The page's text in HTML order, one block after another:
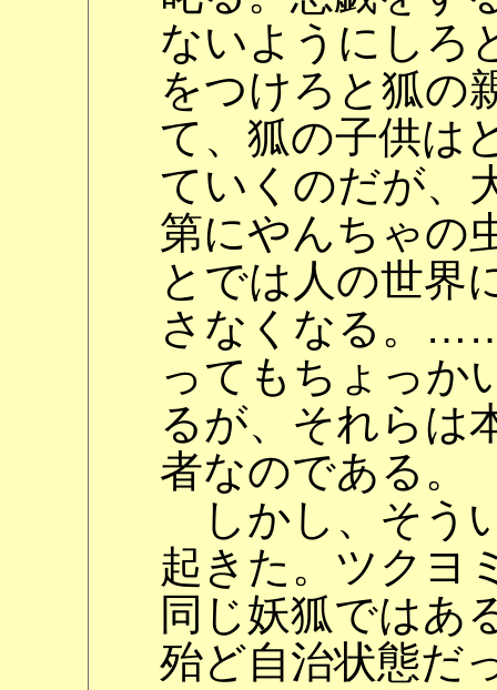
ないようにしろ
をつけろと狐の
て、狐の子供は
ていくのだが、
第にやんちゃの
とでは人の世界
さなくなる。
ってもちょっか
るが、それらは
者なのである。
しかし、そう
起きた。ツクヨ
同じ妖狐ではあ
殆ど自治状態だ